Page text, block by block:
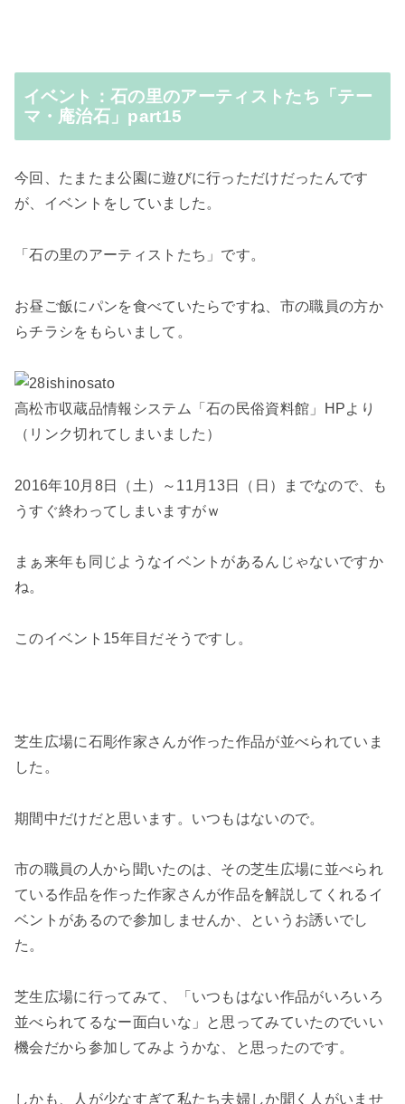
イベント：石の里のアーティストたち「テー
マ・庵治石」part15
今回、たまたま公園に遊びに行っただけだったんです
が、イベントをしていました。
「石の里のアーティストたち」 です。
お昼ご飯にパンを食べていたらですね、市の職員の方か
らチラシをもらいまして。
高松市収蔵品情報システム「石の民俗資料館」HPより
（リンク切れてしまいました）
2016年10月8日（土）～11月13日（日）
までなので、も
うすぐ終わってしまいますがｗ
まぁ来年も同じようなイベントがあるんじゃないですか
ね。
このイベント15年目だそうですし。
芝生広場に石彫作家さんが作った作品が並べられていま
した。
期間中だけだと思います。いつもはないので。
市の職員の人から聞いたのは、 その芝生広場に並べられ
ている作品を作った作家さんが作品を解説してくれるイ
ベントがあるので参加しませんか、というお誘いでし
た。
芝生広場に行ってみて、「いつもはない作品がいろいろ
並べられてるなー面白いな」と思ってみていたのでいい
機会だから参加してみようかな、と思ったのです。
しかも、 人が少なすぎて私たち夫婦しか聞く人がいませ